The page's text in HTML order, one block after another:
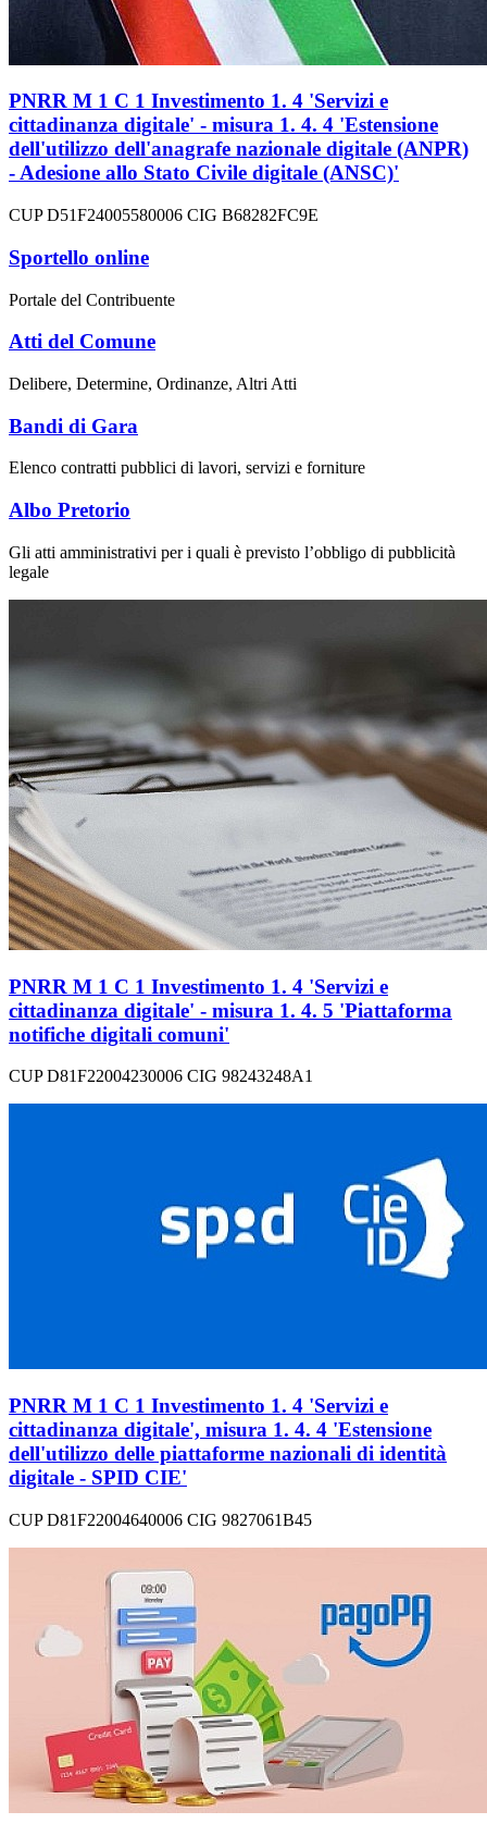
PNRR M 1 C 1 Investimento 1. 4 'Servizi e
cittadinanza digitale' - misura 1. 4. 4 'Estensione
dell'utilizzo dell'anagrafe nazionale digitale (ANPR)
- Adesione allo Stato Civile digitale (ANSC)'
CUP D51F24005580006 CIG B68282FC9E
Sportello online
Portale del Contribuente
Atti del Comune
Delibere, Determine, Ordinanze, Altri Atti
Bandi di Gara
Elenco contratti pubblici di lavori, servizi e forniture
Albo Pretorio
Gli atti amministrativi per i quali è previsto l’obbligo di pubblicità
legale
PNRR M 1 C 1 Investimento 1. 4 'Servizi e
cittadinanza digitale' - misura 1. 4. 5 'Piattaforma
notifiche digitali comuni'
CUP D81F22004230006 CIG 98243248A1
PNRR M 1 C 1 Investimento 1. 4 'Servizi e
cittadinanza digitale', misura 1. 4. 4 'Estensione
dell'utilizzo delle piattaforme nazionali di identità
digitale - SPID CIE'
CUP D81F22004640006 CIG 9827061B45